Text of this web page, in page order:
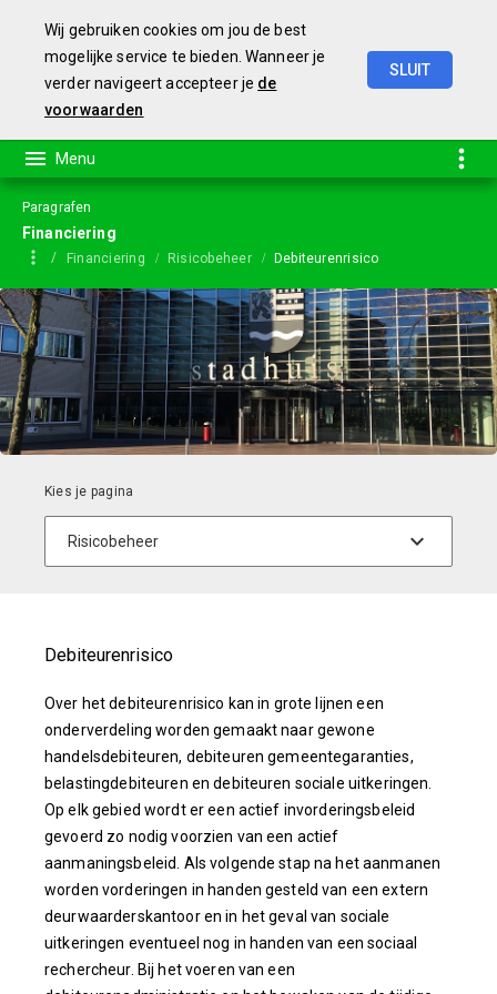
Wij gebruiken cookies om jou de best
mogelijke service te bieden. Wanneer je
verder navigeert accepteer je de
voorwaarden
SLUIT
Paragrafen
Financiering
Financiering Risicobeheer Debiteurenrisico
Debiteurenrisico
Over het debiteurenrisico kan in grote lijnen een
onderverdeling worden gemaakt naar gewone
handelsdebiteuren, debiteuren gemeentegaranties,
belastingdebiteuren en debiteuren sociale uitkeringen.
Op elk gebied wordt er een actief invorderingsbeleid
gevoerd zo nodig voorzien van een actief
aanmaningsbeleid. Als volgende stap na het aanmanen
worden vorderingen in handen gesteld van een extern
deurwaarderskantoor en in het geval van sociale
uitkeringen eventueel nog in handen van een sociaal
rechercheur. Bij het voeren van een